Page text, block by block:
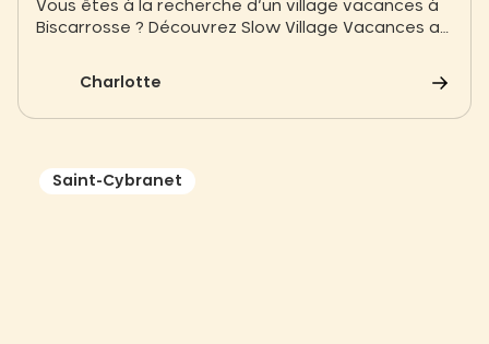
Vous êtes à la recherche d’un village vacances à
Biscarrosse ? Découvrez Slow Village Vacances au
Charlotte
Saint-Cybranet